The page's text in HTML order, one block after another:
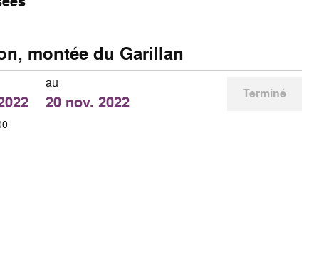
montée du Garillan
au
20 nov. 2022 Terminé